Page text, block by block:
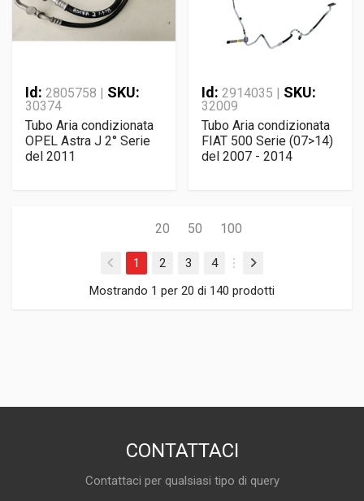
Id: 2805758 | SKU:
30374
Tubo Aria condizionata
OPEL Astra J 2° Serie
del 2011
Id: 2914035 | SKU:
32009
Tubo Aria condizionata
FIAT 500 Serie (07>14)
del 2007 - 2014
20 50 100
1 2 3
4
Mostrando 1 per 20 di 140 prodotti
CONTATTACI
Contattaci per qualsiasi tipo di query